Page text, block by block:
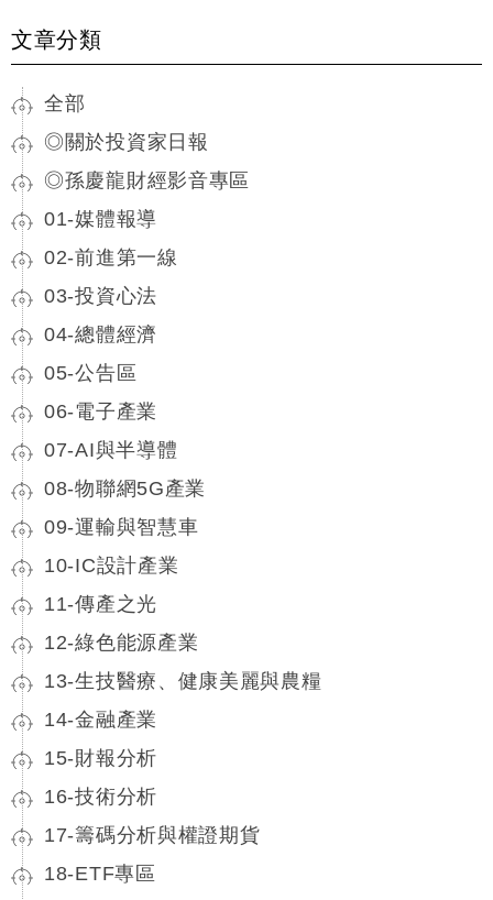
文章分類
全部
◎關於投資家日報
◎孫慶龍財經影音專區
01-媒體報導
02-前進第一線
03-投資心法
04-總體經濟
05-公告區
06-電子產業
07-AI與半導體
08-物聯網5G產業
09-運輸與智慧車
10-IC設計產業
11-傳產之光
12-綠色能源產業
13-生技醫療、健康美麗與農糧
14-金融產業
15-財報分析
16-技術分析
17-籌碼分析與權證期貨
18-ETF專區